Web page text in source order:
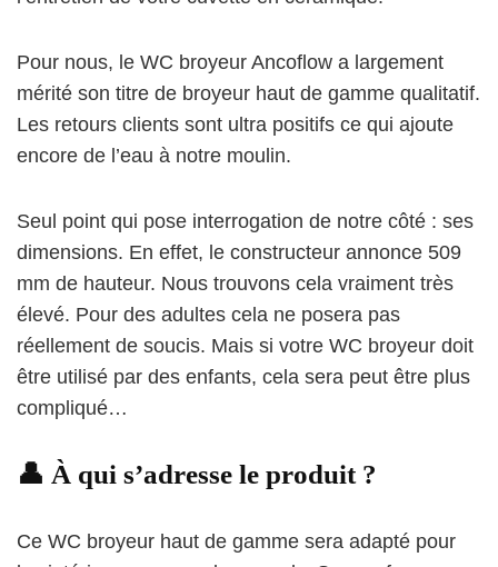
Pour nous, le WC broyeur Ancoflow a largement
mérité son titre de broyeur haut de gamme qualitatif.
Les retours clients sont ultra positifs ce qui ajoute
encore de l’eau à notre moulin.
Seul point qui pose interrogation de notre côté : ses
dimensions. En effet, le constructeur annonce 509
mm de hauteur. Nous trouvons cela vraiment très
élevé. Pour des adultes cela ne posera pas
réellement de soucis. Mais si votre WC broyeur doit
être utilisé par des enfants, cela sera peut être plus
compliqué…
👤 À qui s’adresse le produit ?
Ce WC broyeur haut de gamme sera adapté pour